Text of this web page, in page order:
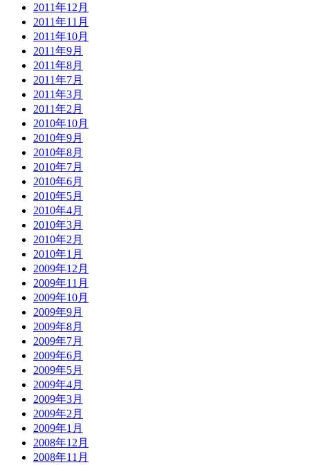
2011年12月
2011年11月
2011年10月
2011年9月
2011年8月
2011年7月
2011年3月
2011年2月
2010年10月
2010年9月
2010年8月
2010年7月
2010年6月
2010年5月
2010年4月
2010年3月
2010年2月
2010年1月
2009年12月
2009年11月
2009年10月
2009年9月
2009年8月
2009年7月
2009年6月
2009年5月
2009年4月
2009年3月
2009年2月
2009年1月
2008年12月
2008年11月